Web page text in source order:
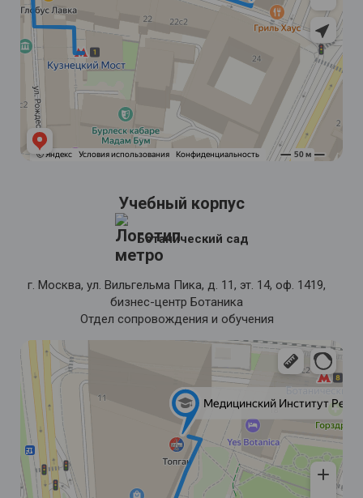
Учебный корпус
Ботанический сад
г. Москва, ул. Вильгельма Пика, д. 11, эт. 14, оф. 1419,
бизнес-центр Ботаника
Отдел сопровождения и обучения